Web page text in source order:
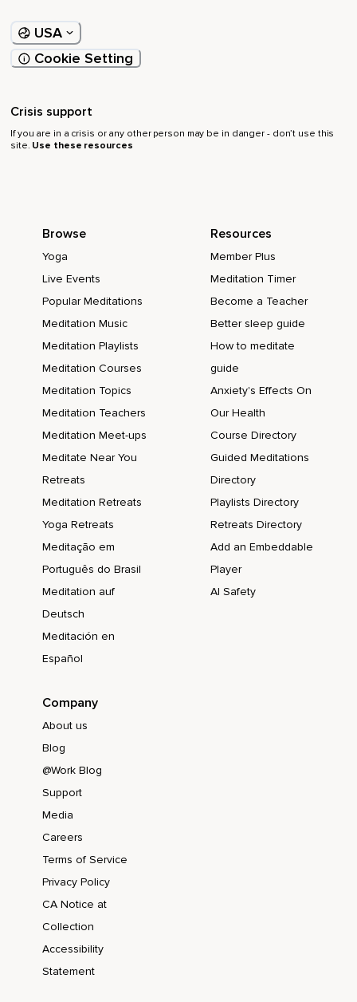
USA
Cookie Setting
Crisis support
If you are in a crisis or any other person may be in danger - don’t use this
site. Use these resources
Browse
Yoga
Live Events
Popular Meditations
Meditation Music
Meditation Playlists
Meditation Courses
Meditation Topics
Meditation Teachers
Meditation Meet-ups
Meditate Near You
Retreats
Meditation Retreats
Yoga Retreats
Meditação em
Português do Brasil
Meditation auf
Deutsch
Meditación en
Español
Resources
Member Plus
Meditation Timer
Become a Teacher
Better sleep guide
How to meditate
guide
Anxiety's Effects On
Our Health
Course Directory
Guided Meditations
Directory
Playlists Directory
Retreats Directory
Add an Embeddable
Player
AI Safety
Company
About us
Blog
@Work Blog
Support
Media
Careers
Terms of Service
Privacy Policy
CA Notice at
Collection
Accessibility
Statement